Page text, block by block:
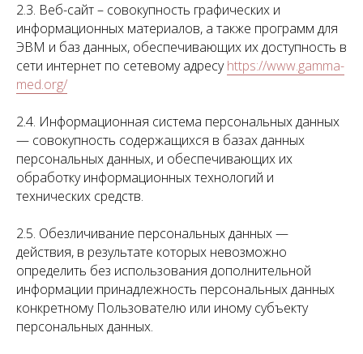
2.3. Веб-сайт – совокупность графических и
информационных материалов, а также программ для
ЭВМ и баз данных, обеспечивающих их доступность в
сети интернет по сетевому адресуhttps://www.gamma-
med.org/
2.4. Информационная система персональных данных
— совокупность содержащихся в базах данных
персональных данных, и обеспечивающих их
обработку информационных технологий и
технических средств.
2.5. Обезличивание персональных данных —
действия, в результате которых невозможно
определить без использования дополнительной
информации принадлежность персональных данных
конкретному Пользователю или иному субъекту
персональных данных.